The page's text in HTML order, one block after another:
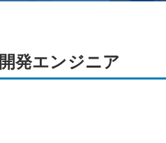
発エンジニア